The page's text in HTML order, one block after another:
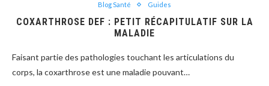
Blog Santé Guides
COXARTHROSE DEF : PETIT RÉCAPITULATIF SUR LA
MALADIE
Faisant partie des pathologies touchant les articulations du
corps, la coxarthrose est une maladie pouvant…